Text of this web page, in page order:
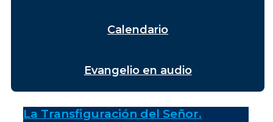
Calendario
Evangelio en audio
La Transfiguración del Señor.